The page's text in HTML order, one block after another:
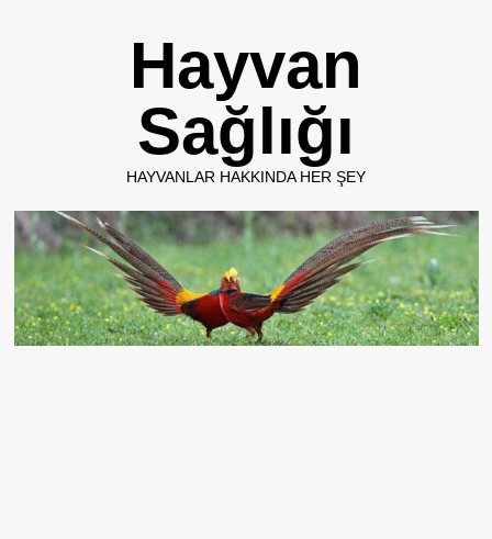
Hayvan
Sağlığı
HAYVANLAR HAKKINDA HER ŞEY